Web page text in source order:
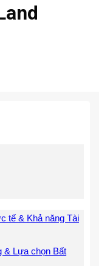
tế & Khả năng Tài
& Lựa chọn Bất